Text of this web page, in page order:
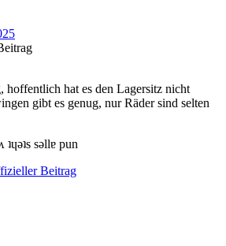
hoffentlich hat es den Lagersitz nicht
gibt es genug, nur Räder sind selten
ʇɥǝʇs sǝllɐ pun
Beitrag